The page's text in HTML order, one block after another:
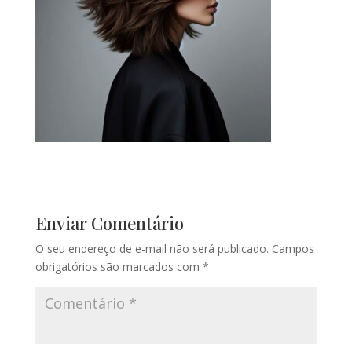
Enviar Comentário
O seu endereço de e-mail não será publicado. Campos
obrigatórios são marcados com *